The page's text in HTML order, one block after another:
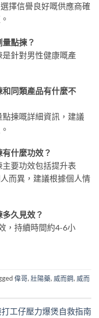
擇信譽良好嘅供應商確
點揀？
是針對男性健康嘅產
和同類產品有什麼不
點揀嘅詳細資訊，建議
什麼功效？
主要功效包括提升表
而異，建議根據個人情
久見效？
，持續時間約4-6小
偉哥,壯陽藥, 威而鋼, 威而
工仔壓力爆煲自救指南